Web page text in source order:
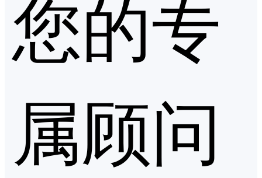
您的专
属顾问